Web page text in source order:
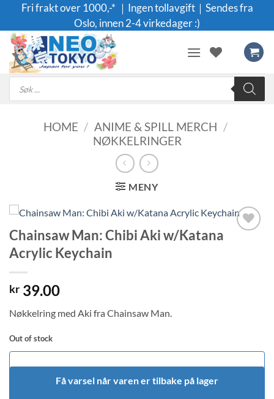
content
Fri frakt over 1000,-* ｜Ingen tollavgift｜Sendes fra
Oslo, innen 2-4 virkedager :)
Products
search
HOME / ANIME & SPILL MERCH /
NØKKELRINGER
MENY
Chainsaw Man: Chibi Aki w/Katana
Acrylic Keychain
kr 39.00
Nøkkelring med Aki fra Chainsaw Man.
Out of stock
Få varsel når varen er tilbake på lager